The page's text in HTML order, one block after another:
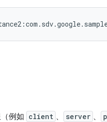
例如 client 、 server 、